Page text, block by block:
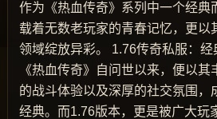
作为《热血传奇》系列中一个经典
载着无数老玩家的青春记忆，更以
领域绽放异彩。 1.76传奇私服：经
《热血传奇》自问世以来，便以
的战斗体验以及深厚的社交氛围，
经典。而1.76版本，更是被广大玩